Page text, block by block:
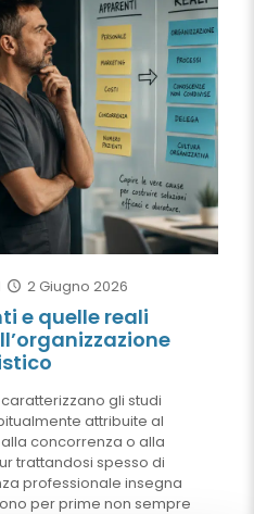
2 Giugno 2026
e quelle reali
gli studi
attribuite al
concorrenza o alla
trattandosi spesso di
professionale insegna
per prime non sempre